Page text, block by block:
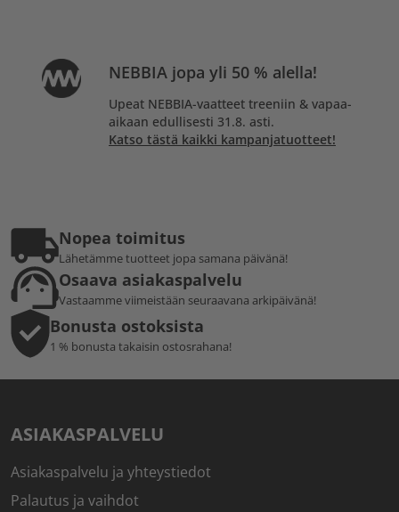
NEBBIA jopa yli 50 % alella!
Upeat NEBBIA-vaatteet treeniin & vapaa-
aikaan edullisesti 31.8. asti.
Katso tästä kaikki kampanjatuotteet!
Nopea toimitus
Lähetämme tuotteet jopa samana päivänä!
Osaava asiakaspalvelu
Vastaamme viimeistään seuraavana arkipäivänä!
Bonusta ostoksista
1 % bonusta takaisin ostosrahana!
ASIAKASPALVELU
Asiakaspalvelu ja yhteystiedot
Palautus ja vaihdot